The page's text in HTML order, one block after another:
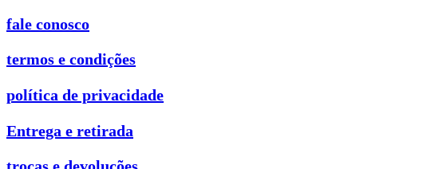
fale conosco
termos e condições
política de privacidade
Entrega e retirada